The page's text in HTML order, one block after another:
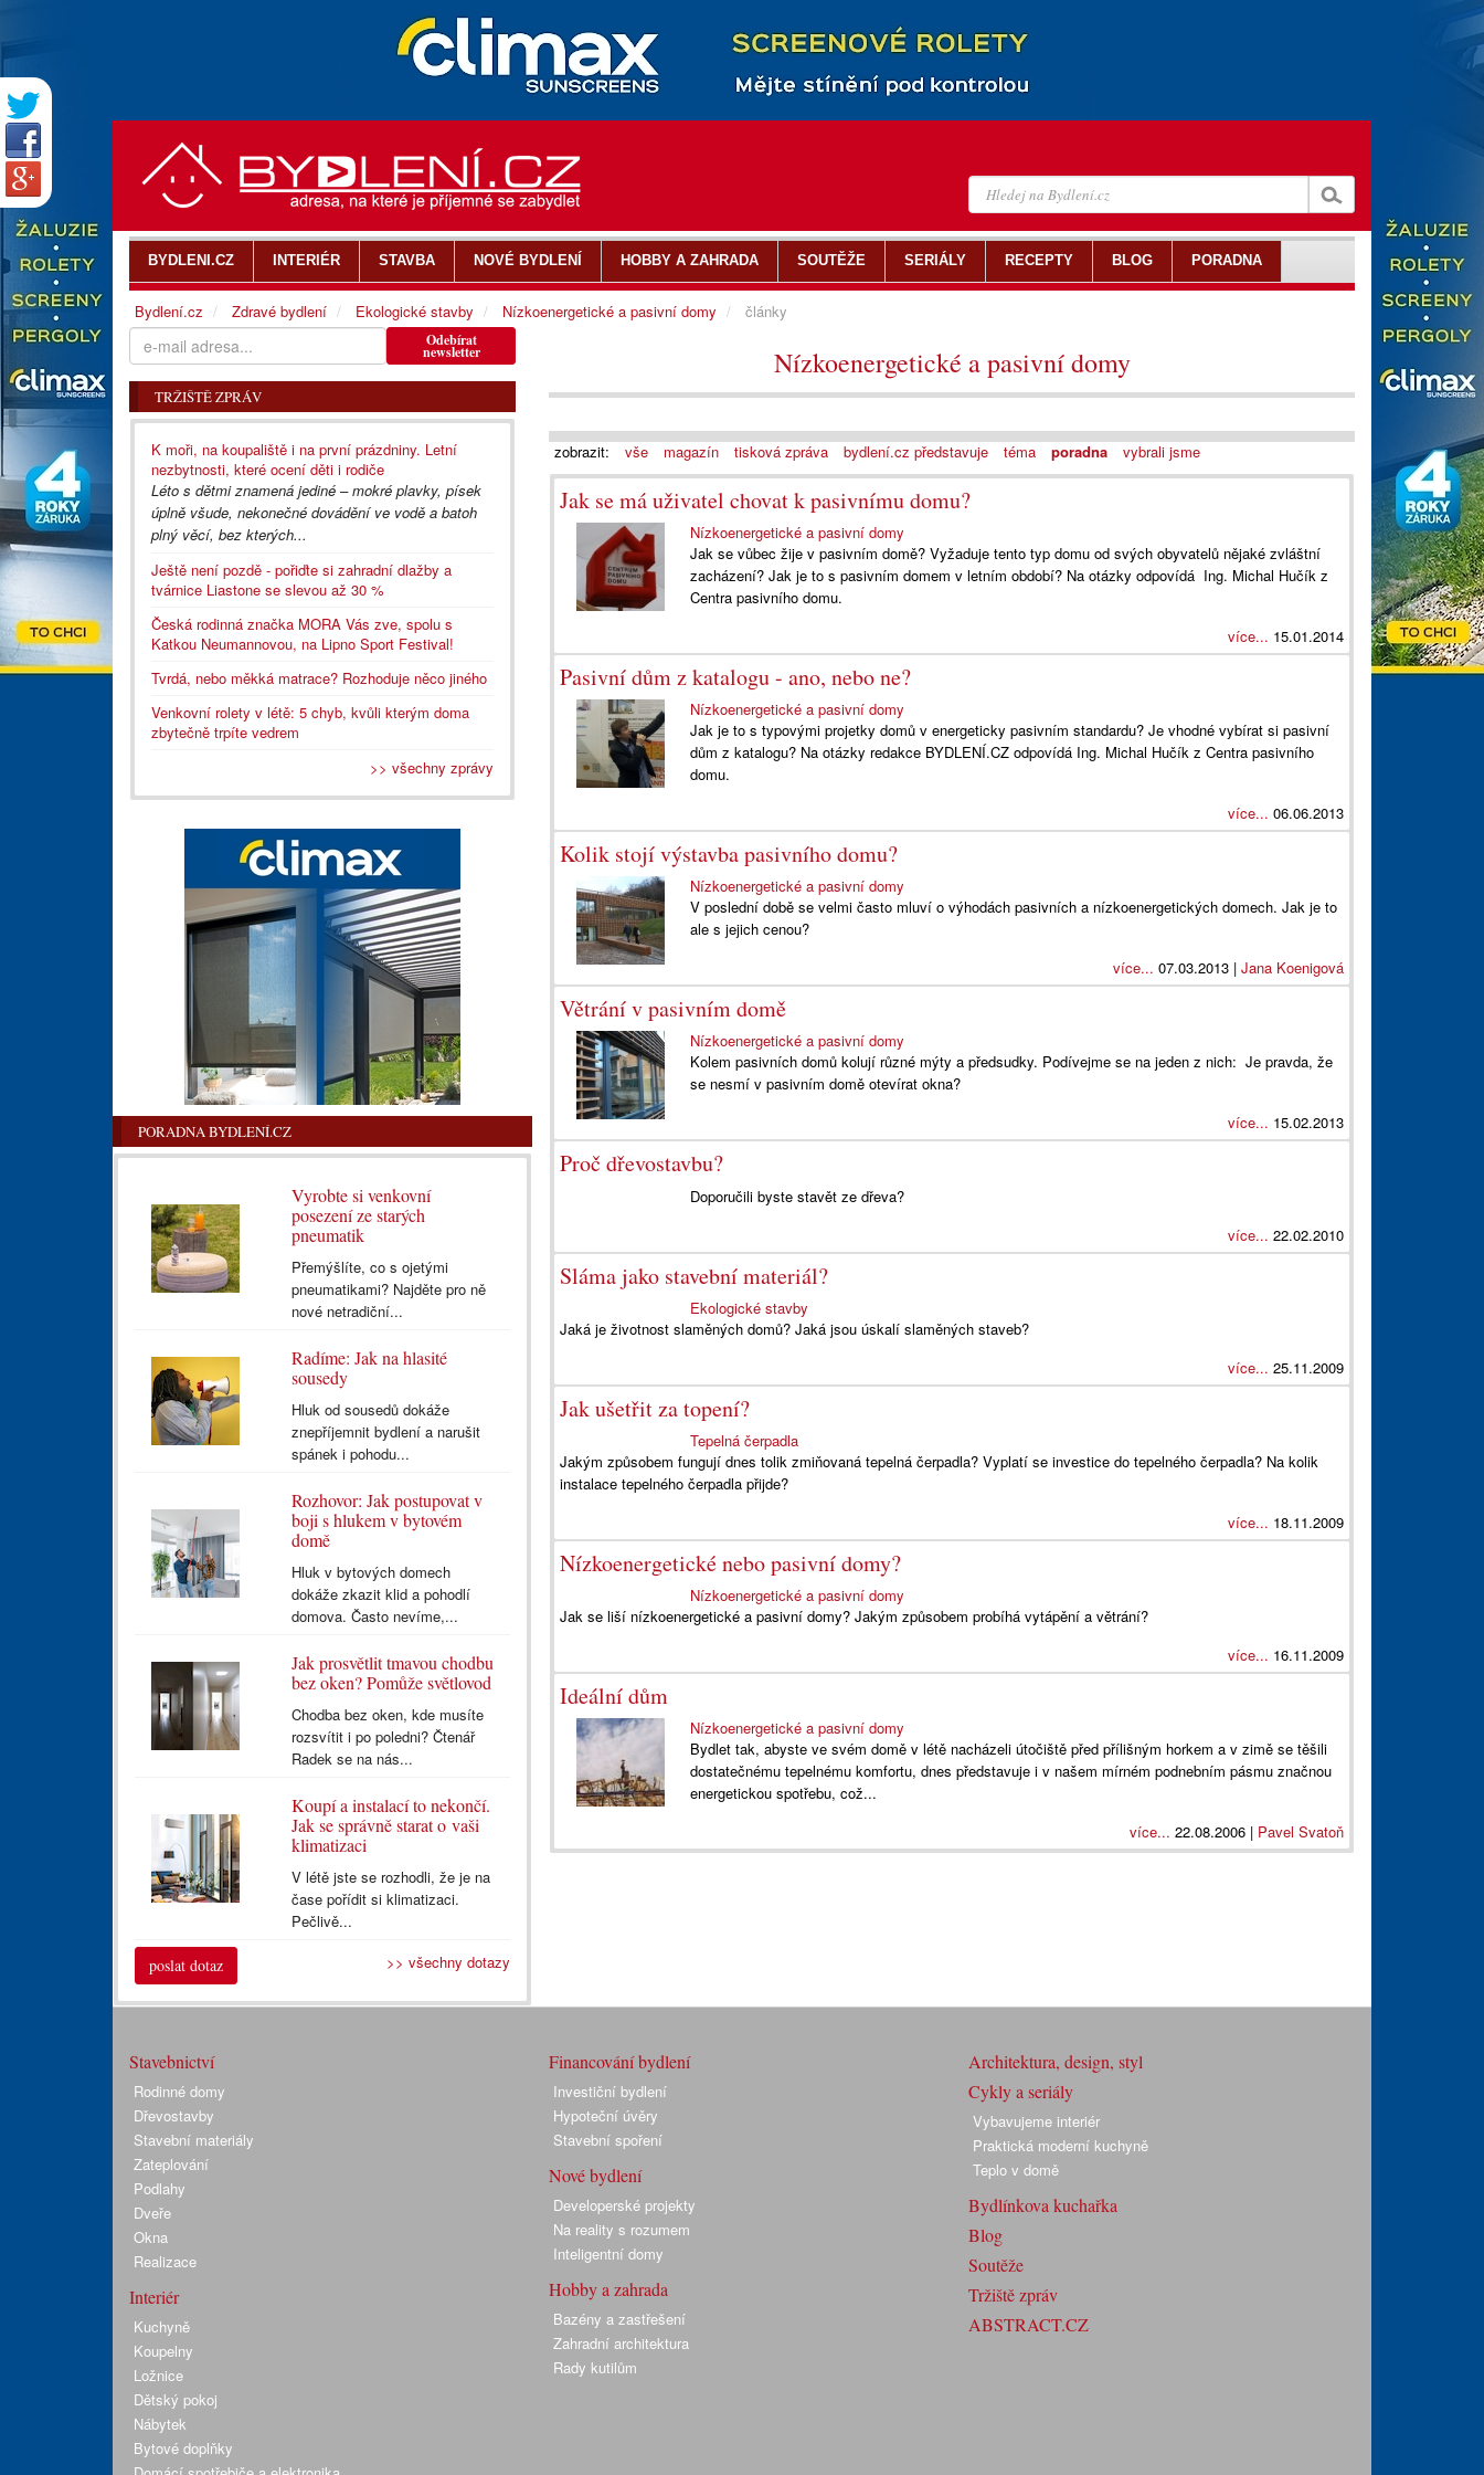
Nízkoenergetické a pasivní domy
zobrazit: vše magazín tisková zpráva bydlení.cz představuje téma poradna vybrali jsme
Jak se má uživatel chovat k pasivnímu domu?
Nízkoenergetické a pasivní domy
Jak se vůbec žije v pasivním domě? Vyžaduje tento typ domu od svých obyvatelů nějaké zvláštní
zacházení? Jak je to s pasivním domem v letním období? Na otázky odpovídá Ing. Michal Hučík z
Centra pasivního domu.
více... 15.01.2014
Pasivní dům z katalogu - ano, nebo ne?
Nízkoenergetické a pasivní domy
Jak je to s typovými projetky domů v energeticky pasivním standardu? Je vhodné vybírat si pasivní
dům z katalogu? Na otázky redakce BYDLENÍ.CZ odpovídá Ing. Michal Hučík z Centra pasivního
domu.
více... 06.06.2013
Kolik stojí výstavba pasivního domu?
Nízkoenergetické a pasivní domy
V poslední době se velmi často mluví o výhodách pasivních a nízkoenergetických domech. Jak je to
ale s jejich cenou?
více... 07.03.2013 | Jana Koenigová
Větrání v pasivním domě
Nízkoenergetické a pasivní domy
Kolem pasivních domů kolují různé mýty a předsudky. Podívejme se na jeden z nich: Je pravda, že
se nesmí v pasivním domě otevírat okna?
více... 15.02.2013
Proč dřevostavbu?
Doporučili byste stavět ze dřeva?
více... 22.02.2010
Sláma jako stavební materiál?
Ekologické stavby
Jaká je životnost slaměných domů? Jaká jsou úskalí slaměných staveb?
více... 25.11.2009
Jak ušetřit za topení?
Tepelná čerpadla
Jakým způsobem fungují dnes tolik zmiňovaná tepelná čerpadla? Vyplatí se investice do tepelného čerpadla? Na kolik
instalace tepelného čerpadla přijde?
více... 18.11.2009
Nízkoenergetické nebo pasivní domy?
Nízkoenergetické a pasivní domy
Jak se liší nízkoenergetické a pasivní domy? Jakým způsobem probíhá vytápění a větrání?
více... 16.11.2009
Ideální dům
Nízkoenergetické a pasivní domy
Bydlet tak, abyste ve svém domě v létě nacházeli útočiště před přílišným horkem a v zimě se těšili
dostatečnému tepelnému komfortu, dnes představuje i v našem mírném podnebním pásmu značnou
energetickou spotřebu, což...
více... 22.08.2006 | Pavel Svatoň
Odebírat
newsletter
TRŽIŠTĚ ZPRÁV
K moři, na koupaliště i na první prázdniny. Letní
nezbytnosti, které ocení děti i rodiče
Léto s dětmi znamená jediné – mokré plavky, písek
úplně všude, nekonečné dovádění ve vodě a batoh
plný věcí, bez kterých...
Ještě není pozdě - pořiďte si zahradní dlažby a
tvárnice Liastone se slevou až 30 %
Česká rodinná značka MORA Vás zve, spolu s
Katkou Neumannovou, na Lipno Sport Festival!
Tvrdá, nebo měkká matrace? Rozhoduje něco jiného
Venkovní rolety v létě: 5 chyb, kvůli kterým doma
zbytečně trpíte vedrem
>> všechny zprávy
PORADNA BYDLENÍ.CZ
Vyrobte si venkovní
posezení ze starých
pneumatik
Přemýšlíte, co s ojetými
pneumatikami? Najděte pro ně
nové netradiční...
Radíme: Jak na hlasité
sousedy
Hluk od sousedů dokáže
znepříjemnit bydlení a narušit
spánek i pohodu...
Rozhovor: Jak postupovat v
boji s hlukem v bytovém
domě
Hluk v bytových domech
dokáže zkazit klid a pohodlí
domova. Často nevíme,...
Jak prosvětlit tmavou chodbu
bez oken? Pomůže světlovod
Chodba bez oken, kde musíte
rozsvítit i po poledni? Čtenář
Radek se na nás...
Koupí a instalací to nekončí.
Jak se správně starat o vaši
klimatizaci
V létě jste se rozhodli, že je na
čase pořídit si klimatizaci.
Pečlivě...
poslat dotaz >> všechny dotazy
BYDLENI.CZ INTERIÉR STAVBA NOVÉ BYDLENÍ HOBBY A ZAHRADA SOUTĚŽE SERIÁLY RECEPTY BLOG PORADNA
Bydlení.cz Zdravé bydlení Ekologické stavby Nízkoenergetické a pasivní domy články
Stavebnictví
Rodinné domy
Dřevostavby
Stavební materiály
Zateplování
Podlahy
Dveře
Okna
Realizace
Interiér
Kuchyně
Koupelny
Ložnice
Dětský pokoj
Nábytek
Bytové doplňky
Financování bydlení
Investiční bydlení
Hypoteční úvěry
Stavební spoření
Nové bydlení
Developerské projekty
Na reality s rozumem
Inteligentní domy
Hobby a zahrada
Bazény a zastřešení
Zahradní architektura
Rady kutilům
Architektura, design, styl
Cykly a seriály
Vybavujeme interiér
Praktická moderní kuchyně
Teplo v domě
Bydlínkova kuchařka
Blog
Soutěže
Tržiště zpráv
ABSTRACT.CZ